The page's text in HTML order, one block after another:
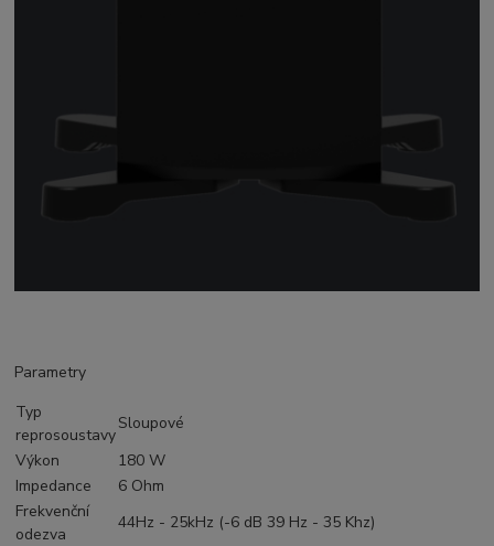
Parametry
Typ
reprosoustavy
Sloupové
Výkon
180 W
Impedance
6 Ohm
Frekvenční
odezva
44Hz - 25kHz (-6 dB 39 Hz - 35 Khz)